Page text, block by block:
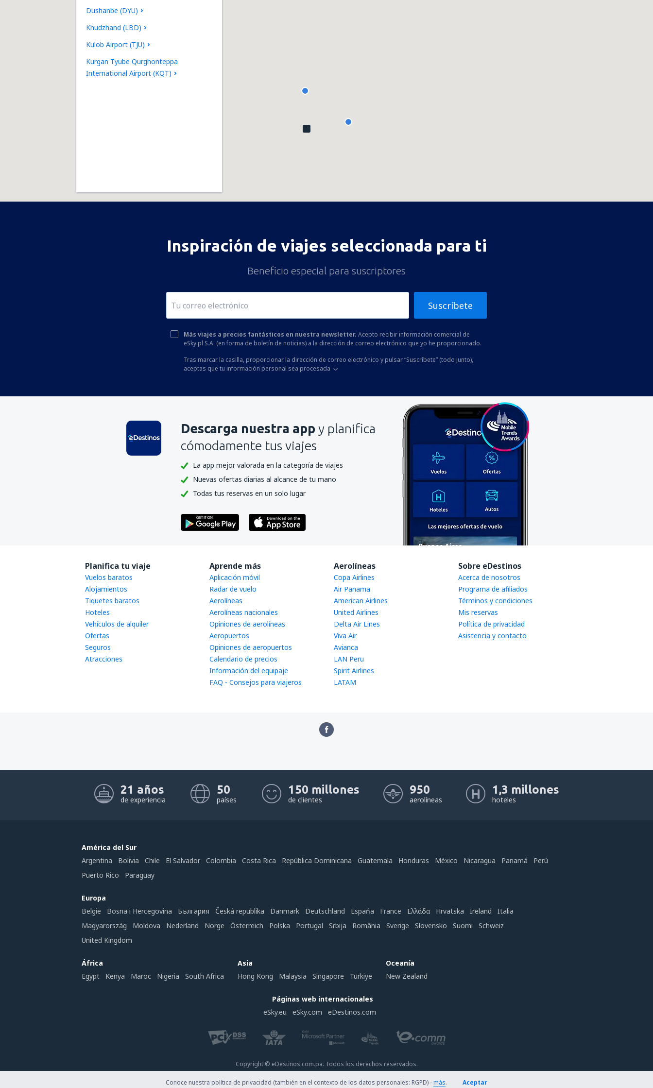
Dushanbe (DYU)
Khudzhand (LBD)
Kulob Airport (TJU)
Kurgan Tyube Qurghonteppa
International Airport (KQT)
Inspiración de viajes seleccionada para ti
Beneficio especial para suscriptores
Suscríbete
Más viajes a precios fantásticos en nuestra newsletter. Acepto recibir información comercial de
eSky.pl S.A. (en forma de boletín de noticias) a la dirección de correo electrónico que yo he proporcionado.
Tras marcar la casilla, proporcionar la dirección de correo electrónico y pulsar “Suscríbete” (todo junto),
aceptas que tu información personal sea procesada
Descarga nuestra app y planifica
cómodamente tus viajes
La app mejor valorada en la categoría de viajes
Nuevas ofertas diarias al alcance de tu mano
Todas tus reservas en un solo lugar
Planifica tu viaje
Vuelos baratos
Alojamientos
Tiquetes baratos
Hoteles
Vehículos de alquiler
Ofertas
Seguros
Atracciones
Aprende más
Aplicación móvil
Radar de vuelo
Aerolíneas
Aerolíneas nacionales
Opiniones de aerolíneas
Aeropuertos
Opiniones de aeropuertos
Calendario de precios
Información del equipaje
FAQ - Consejos para viajeros
Aerolíneas
Copa Airlines
Air Panama
American Airlines
United Airlines
Delta Air Lines
Viva Air
Avianca
LAN Peru
Spirit Airlines
LATAM
Sobre eDestinos
Acerca de nosotros
Programa de afiliados
Términos y condiciones
Mis reservas
Política de privacidad
Asistencia y contacto
21 años
de experiencia
50
países
150 millones
de clientes
950
aerolíneas
1,3 millones
hoteles
América del Sur
Argentina
Bolivia Chile El Salvador Colombia Costa Rica República Dominicana Guatemala Honduras México Nicaragua Panamá
Perú
Puerto Rico
Paraguay
Europa
België
Bosna i Hercegovina България Česká republika Danmark Deutschland Espańa France Ελλάδα Hrvatska Ireland
Italia
Magyarország
Moldova Nederland Norge Österreich Polska Portugal Srbija România Sverige Slovensko Suomi
Schweiz
United Kingdom
África
Egypt
Kenya Maroc Nigeria South Africa
Asia
Hong Kong
Malaysia Singapore Türkiye
Oceanía
New Zealand
Páginas web internacionales
eSky.eu
eSky.com eDestinos.com
Copyright © eDestinos.com.pa. Todos los derechos reservados.
Conoce nuestra política de privacidad (también en el contexto de los datos personales: RGPD) -más. Aceptar